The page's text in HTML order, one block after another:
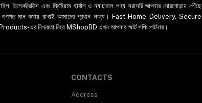
ইলেকট্রনিক্স এবং প্রিমিয়াম হার্বাল ও ন্যাচারাল পণ্য সরাসরি আপনার দোরগোড়ায় পৌঁছে
গুণগত মান বজায় রাখাই আমাদের প্রধান লক্ষ্য। Fast Home Delivery, Secure
এর নিশ্চয়তা নিয়ে MShopBD এখন আপনার স্মার্ট শপিং পার্টনার।
CONTACTS
Address